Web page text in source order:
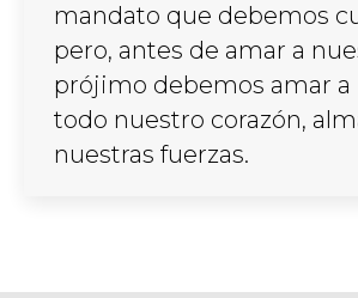
mandato que debemos
pero, antes de amar a
prójimo debemos amar a
todo nuestro corazón,
nuestras fuerzas.